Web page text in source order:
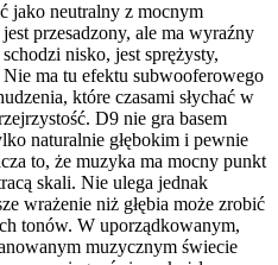
jako neutralny z mocnym
przesadzony, ale ma wyraźny
nisko, jest sprężysty,
ma tu efektu subwooferowego
które czasami słychać w
D9 nie gra basem
naturalnie głębokim i pewnie
to, że muzyka ma mocny punkt
skali. Nie ulega jednak
wrażenie niż głębia może zrobić
tonów. W uporządkowanym,
muzycznym świecie